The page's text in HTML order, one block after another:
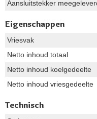
Aansluitstekker
Eigenschappen
Vriesvak
Netto inhoud totaal
Netto inhoud koelgedeelte
Netto inhoud vriesgedeelte
Technisch